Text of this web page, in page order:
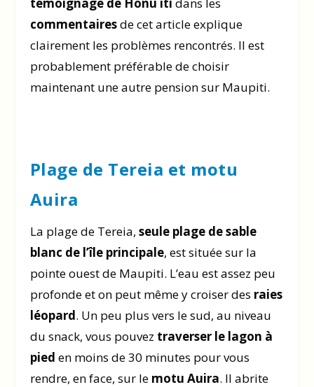
commentairesde cet article explique
clairement les problèmes rencontrés. Il est
probablement préférable de choisir
maintenant une autre pension sur Maupiti.
Plage de Tereia et motu
Auira
La plage de Tereia, seule plage de sable
blanc de l’île principale, est située sur la
pointe ouest de Maupiti. L’eau est assez peu
profonde et on peut même y croiser des raies
léopard. Un peu plus vers le sud, au niveau
du snack, vous pouvez traverser le lagon à
pied en moins de 30 minutes pour vous
rendre, en face, sur le motu Auira. Il abrite